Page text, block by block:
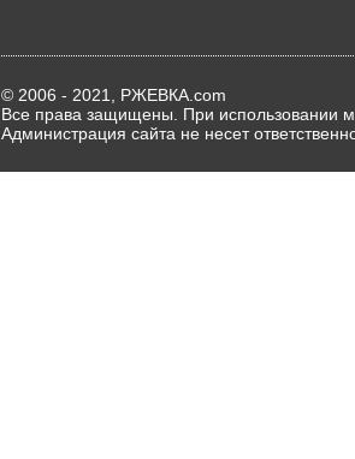
© 2006 - 2021, РЖЕВКА.com
Все права защищены. При использовании
Администрация сайта не несет